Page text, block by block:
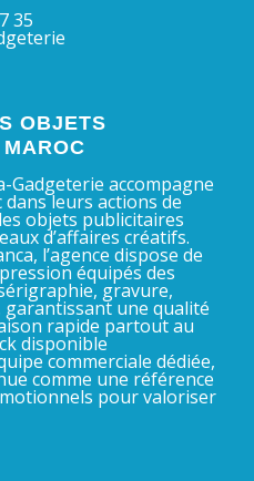
35
OBJETS
Gadgeterie accompagne
leurs actions de
objets publicitaires
d’affaires créatifs.
l’agence dispose de
équipés des
gravure,
garantissant une qualité
rapide partout au
disponible
commerciale dédiée,
comme une référence
pour valoriser